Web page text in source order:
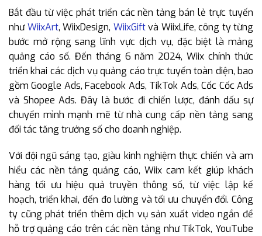
Bắt đầu từ việc phát triển các nền tảng bán lẻ trực tuyến
nhưWiixArt, WiixDesign, WiixGiftvà WiixLife, công ty từng
bước mở rộng sang lĩnh vực dịch vụ, đặc biệt là mảng
quảng cáo số. Đến tháng 6 năm 2024, Wiix chính thức
triển khai các dịch vụ quảng cáo trực tuyến toàn diện, bao
gồm Google Ads, Facebook Ads, TikTok Ads, Cốc Cốc Ads
và Shopee Ads. Đây là bước đi chiến lược, đánh dấu sự
chuyển mình mạnh mẽ từ nhà cung cấp nền tảng sang
đối tác tăng trưởng số cho doanh nghiệp.
Với đội ngũ sáng tạo, giàu kinh nghiệm thực chiến và am
hiểu các nền tảng quảng cáo, Wiix cam kết giúp khách
hàng tối ưu hiệu quả truyền thông số, từ việc lập kế
hoạch, triển khai, đến đo lường và tối ưu chuyển đổi. Công
ty cũng phát triển thêm dịch vụ sản xuất video ngắn để
hỗ trợ quảng cáo trên các nền tảng như TikTok, YouTube